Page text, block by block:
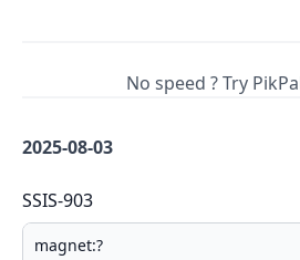
No speed ? Try
2025-08-03
SSIS-903